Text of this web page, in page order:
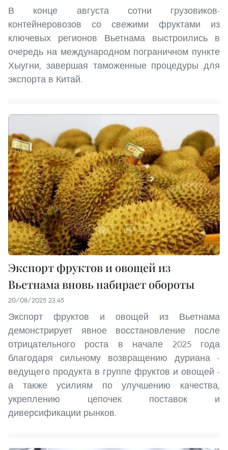
В конце августа сотни грузовиков-
контейнеровозов со свежими фруктами из
ключевых регионов Вьетнама выстроились в
очередь на международном пограничном пункте
Хыугни, завершая таможенные процедуры для
экспорта в Китай.
Экспорт фруктов и овощей из
Вьетнама вновь набирает обороты
20/08/2025 23:45
Экспорт фруктов и овощей из Вьетнама
демонстрирует явное восстановление после
отрицательного роста в начале 2025 года
благодаря сильному возвращению дуриана -
ведущего продукта в группе фруктов и овощей -
а также усилиям по улучшению качества,
укреплению цепочек поставок и
диверсификации рынков.